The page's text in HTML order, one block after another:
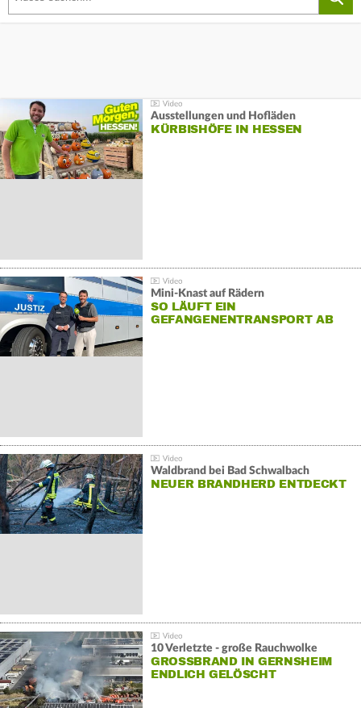
Ausstellungen und Hofläden
KÜRBISHÖFE IN HESSEN
Mini-Knast auf Rädern
SO LÄUFT EIN
GEFANGENENTRANSPORT AB
Waldbrand bei Bad Schwalbach
NEUER BRANDHERD ENTDECKT
10 Verletzte - große Rauchwolke
GROSSBRAND IN GERNSHEIM E
NDLICH GELÖSCHT